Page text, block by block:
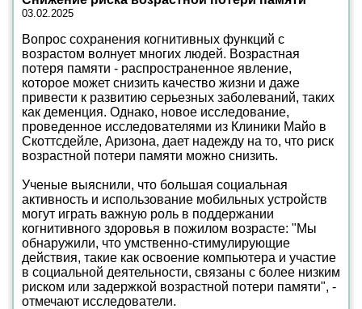
03.02.2025
Вопрос сохранения когнитивных функций с
возрастом волнует многих людей. Возрастная
потеря памяти - распространенное явление,
которое может снизить качество жизни и даже
привести к развитию серьезных заболеваний, таких
как деменция. Однако, новое исследование,
проведенное исследователями из Клиники Майо в
Скоттсдейле, Аризона, дает надежду на то, что риск
возрастной потери памяти можно снизить.
Ученые выяснили, что большая социальная
активность и использование мобильных устройств
могут играть важную роль в поддержании
когнитивного здоровья в пожилом возрасте: "Мы
обнаружили, что умственно-стимулирующие
действия, такие как освоение компьютера и участие
в социальной деятельности, связаны с более низким
риском или задержкой возрастной потери памяти", -
отмечают исследователи.